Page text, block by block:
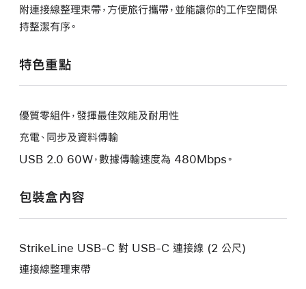
附連接線整理束帶，方便旅行攜帶，並能讓你的工作空間保
持整潔有序。
特色重點
優質零組件，發揮最佳效能及耐用性
充電、同步及資料傳輸
USB 2.0 60W，數據傳輸速度為 480Mbps。
包裝盒內容
StrikeLine USB-C 對 USB-C 連接線 (2 公尺)
連接線整理束帶